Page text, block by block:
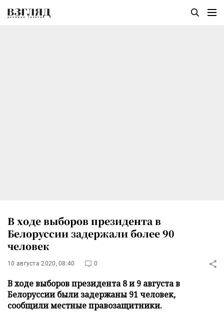
В ходе выборов президента в
Белоруссии задержали более 90
человек
10 августа 2020, 08:40 0
В ходе выборов президента 8 и 9 августа в
Белоруссии были задержаны 91 человек,
сообщили местные правозащитники.